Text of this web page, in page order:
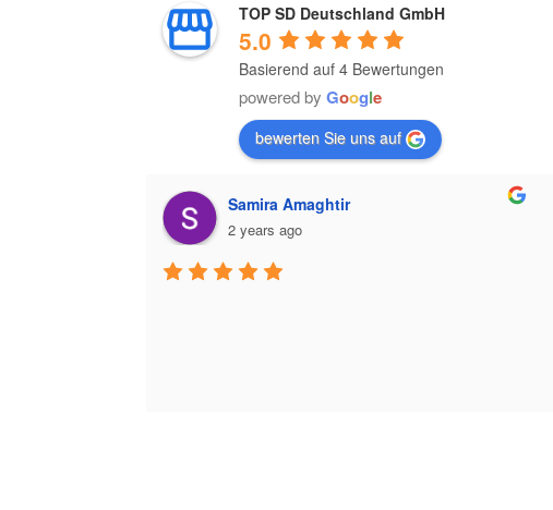
TOP SD Deutschland GmbH
5.0
Basierend auf 4 Bewertungen
powered byGoogle
bewerten Sie uns auf
Samira Amaghtir
2 years ago